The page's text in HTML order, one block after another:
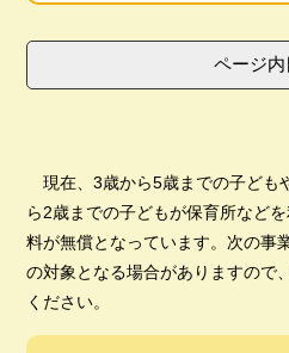
ページ内
現在、3歳から5歳までの子ども
ら2歳までの子どもが保育所など
料が無償となっています。次の事
の対象となる場合がありますので
ください。